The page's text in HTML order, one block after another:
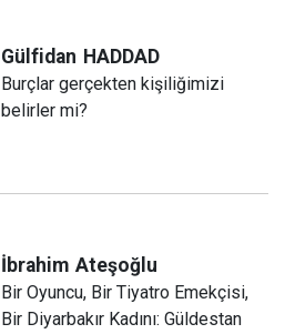
Gülfidan HADDAD
Burçlar gerçekten kişiliğimizi
belirler mi?
İbrahim Ateşoğlu
Bir Oyuncu, Bir Tiyatro Emekçisi,
Bir Diyarbakır Kadını: Güldestan